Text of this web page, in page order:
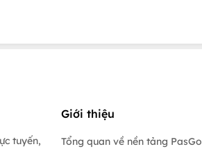
tuyến,
Giới thiệu
Tổng quan về nền tảng PasGo